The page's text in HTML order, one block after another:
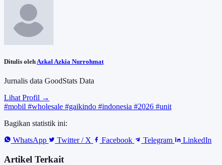
Ditulis oleh Azkal Azkia Nurrohmat
Jurnalis data GoodStats Data
Lihat Profil →
#mobil #wholesale #gaikindo #indonesia #2026 #unit
Bagikan statistik ini:
WhatsApp
Twitter / X Facebook Telegram LinkedIn
Artikel Terkait